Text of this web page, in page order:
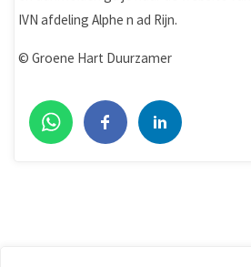
IVN afdeling Alphe n ad Rijn.
© Groene Hart Duurzamer